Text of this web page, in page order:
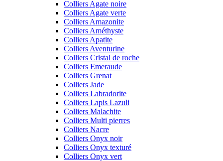
Colliers Agate noire
Colliers Agate verte
Colliers Amazonite
Colliers Améthyste
Colliers Apatite
Colliers Aventurine
Colliers Cristal de roche
Colliers Emeraude
Colliers Grenat
Colliers Jade
Colliers Labradorite
Colliers Lapis Lazuli
Colliers Malachite
Colliers Multi pierres
Colliers Nacre
Colliers Onyx noir
Colliers Onyx texturé
Colliers Onyx vert